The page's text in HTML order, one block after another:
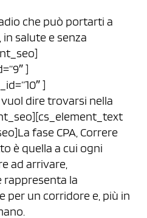
che può portarti a
salute e senza
]
]
dire trovarsi nella
fase CPA, Correre
è quella a cui ogni
ad arrivare,
rappresenta la
per un corridore e, più in